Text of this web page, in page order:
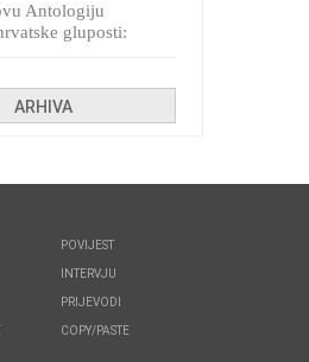
Antologiju
gluposti:
ARHIVA
POVIJEST
INTERVJU
PRIJEVODI
COPY/PASTE